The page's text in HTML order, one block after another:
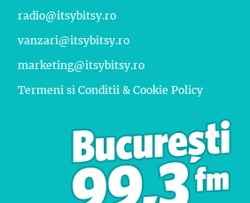
radio@itsybitsy.ro
vanzari@itsybitsy.ro
marketing@itsybitsy.ro
Termeni si Conditii & Cookie Policy